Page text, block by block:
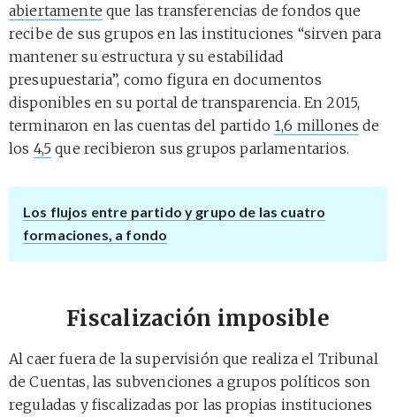
abiertamente que las transferencias de fondos que
recibe de sus grupos en las instituciones “sirven para
mantener su estructura y su estabilidad
presupuestaria”, como figura en documentos
disponibles en su portal de transparencia. En 2015,
terminaron en las cuentas del partido 1,6 millones de
los 4,5 que recibieron sus grupos parlamentarios.
Los flujos entre partido y grupo de las cuatro
formaciones, a fondo
Fiscalización imposible
Al caer fuera de la supervisión que realiza el Tribunal
de Cuentas, las subvenciones a grupos políticos son
reguladas y fiscalizadas por las propias instituciones